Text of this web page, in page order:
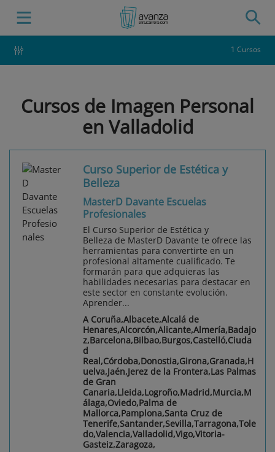
1 Cursos
Cursos de Imagen Personal
en Valladolid
Curso Superior de Estética y
Belleza
MasterD Davante Escuelas
Profesionales
El Curso Superior de Estética y
Belleza de MasterD Davante te ofrece las
herramientas para convertirte en un
profesional altamente cualificado. Te
formarán para que adquieras las
habilidades necesarias para destacar en
este sector en constante evolución.
Aprender...
A Coruña,Albacete,Alcalá de
Henares,Alcorcón,Alicante,Almería,Badajo
z,Barcelona,Bilbao,Burgos,Castelló,Ciuda
d
Real,Córdoba,Donostia,Girona,Granada,H
uelva,Jaén,Jerez de la Frontera,Las Palmas
de Gran
Canaria,Lleida,Logroño,Madrid,Murcia,M
álaga,Oviedo,Palma de
Mallorca,Pamplona,Santa Cruz de
Tenerife,Santander,Sevilla,Tarragona,Tole
do,Valencia,Valladolid,Vigo,Vitoria-
Gasteiz,Zaragoza,